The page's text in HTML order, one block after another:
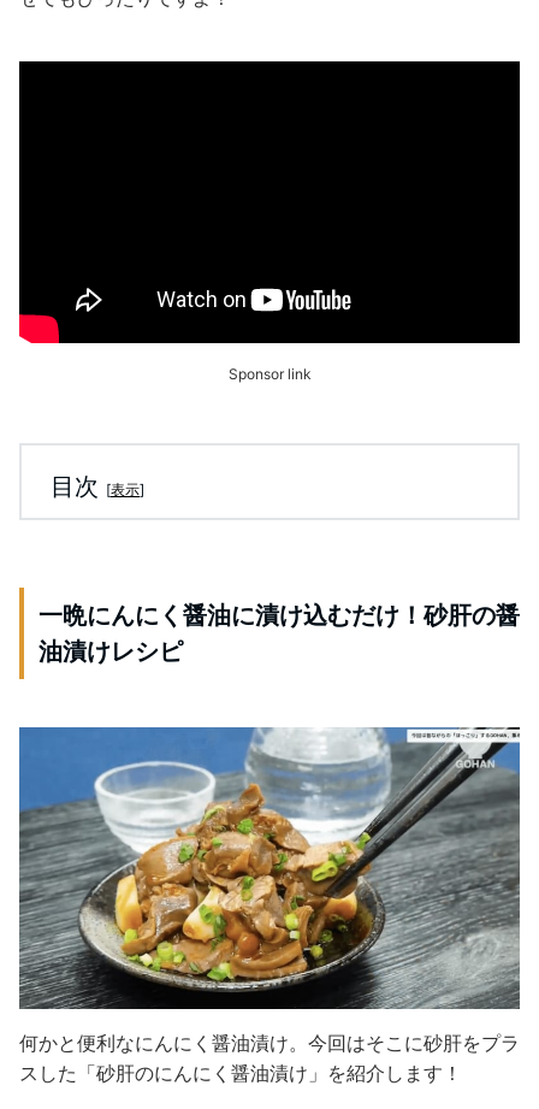
Sponsor link
目次 [表示]
一晩にんにく醤油に漬け込むだけ！砂肝の醤
油漬けレシピ
何かと便利なにんにく醤油漬け。今回はそこに砂肝をプラ
スした「砂肝のにんにく醤油漬け」を紹介します！